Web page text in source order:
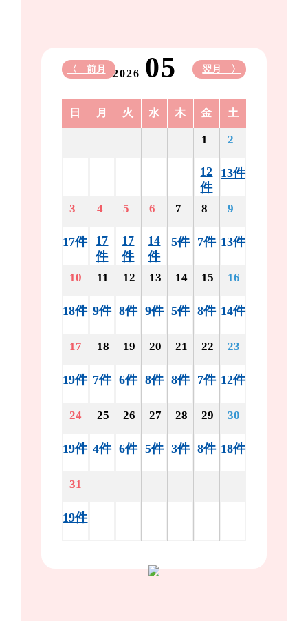
2026 05
〈 前月 翌月 〉
日 月 火 水 木 金 土
1
12
件
2
13件
3
17件
4
17
件
5
17
件
6
14
件
7
5件
8
7件
9
13件
10
18件
11
9件
12
8件
13
9件
14
5件
15
8件
16
14件
17
19件
18
7件
19
6件
20
8件
21
8件
22
7件
23
12件
24
19件
25
4件
26
6件
27
5件
28
3件
29
8件
30
18件
31
19件